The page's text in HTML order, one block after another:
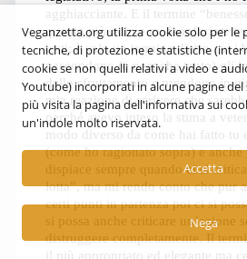
agghiacciante. E il termine
quanto più odio e mi fa infuriare
testi; è solo un termine dietro cui i
nascondono (e neanche tanto) gli
dello sfruttamento e prendono in
mia reazione di scrivere che
perché avevo inteso la stima a
modo diverso da come hai fatto tu
(come ho ragionato sopra) e
dispiace sempre quando ci si
lotta”, ma mi rendo conto che pur
certi punti in partenza poi ci si
si possa anche criticare un’azione
distruggere completamente. Il
il più appropriato ed elegante ma
Veganzetta.org utilizza cookie solo per
tecniche, di protezione e statistiche
cookie se non quelli relativi a video e
Youtube) incorporati in alcune pagine del
più visita la pagina dell'infornativa sui
un'indole molto riservata.
Accetta
Nega